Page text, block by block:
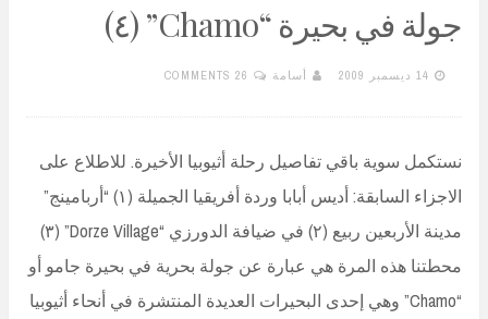
جولة في بحيرة “Chamo” (٤)
14 ديسمبر 2009 أسامة 26 COMMENTS
نستكمل سوية باقي تفاصيل رحلة أثيوبيا الأخيرة. للاطلاع على
الاجزاء السابقة: أديس أبابا وردة أفريقيا الجميلة (١) “أربامينج”
مدينة الأربعين ربيع (٢) في ضيافة الدورزي “Dorze Village” (٣)
محطتنا هذه المرة هي عبارة عن جولة بحرية في بحيرة جامو أو
“Chamo” وهي إحدى البحيرات العديدة المنتشرة في أنحاء أثيوبيا